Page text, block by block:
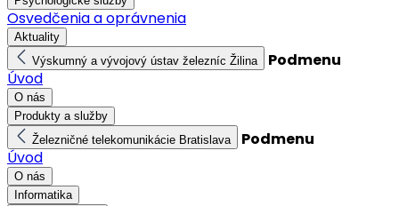
Osvedčenia a oprávnenia
Aktuality
Výskumný a vývojový ústav železníc Žilina
Podmenu
Úvod
O nás
Produkty a služby
Železničné telekomunikácie Bratislava
Podmenu
Úvod
O nás
Informatika